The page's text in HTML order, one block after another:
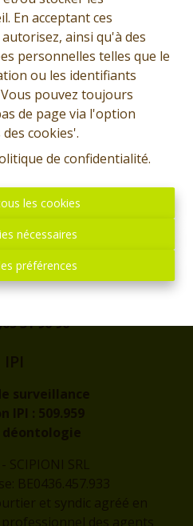
En acceptant ces
ainsi qu'à des
personnelles telles que le
ou les identifiants
pouvez toujours
de page via l'option
cookies'.
de confidentialité.
les cookies
nécessaires
préférences
l'Eglise, 1
BOUSSU
31 96 96
IPI
surveillance
IPI : 509.959
déontologie
SCIPIONI SRL
BE0436.457.933
et syndic agréé en
des agents